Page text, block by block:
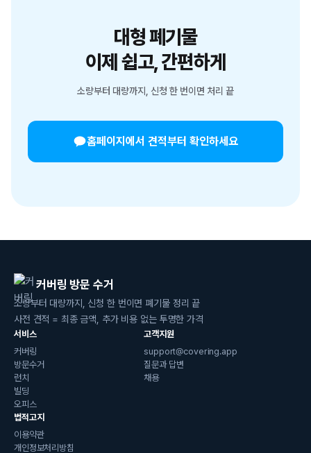
대형 폐기물
이제 쉽고, 간편하게
소량부터 대량까지, 신청 한 번이면 처리 끝
홈페이지에서 견적부터 확인하세요
커버링 방문 수거
소량부터 대량까지, 신청 한 번이면 폐기물 정리 끝
사전 견적 = 최종 금액, 추가 비용 없는 투명한 가격
서비스
커버링
방문수거
런치
빌딩
오피스
고객지원
support@covering.app
질문과 답변
채용
법적고지
이용약관
개인정보처리방침